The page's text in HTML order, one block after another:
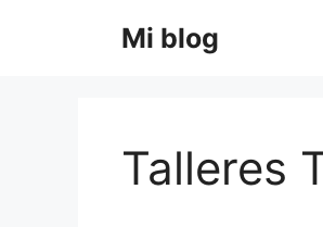
Mi blog
Talleres